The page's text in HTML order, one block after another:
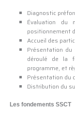
Diagnostic
Évaluation
positionnement
Accueil des
Présentation
déroulé de la
programme, et
Présentation du
Distribution du
Les fondements SSCT